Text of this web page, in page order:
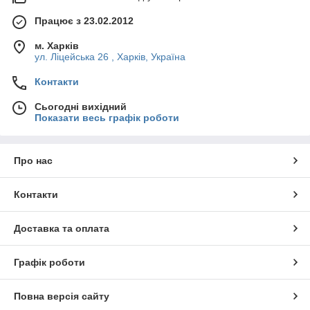
Працює з 23.02.2012
м. Харків
ул. Ліцейська 26 , Харків, Україна
Контакти
Сьогодні вихідний
Показати весь графік роботи
Про нас
Контакти
Доставка та оплата
Графік роботи
Повна версія сайту